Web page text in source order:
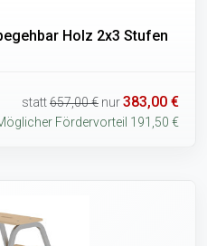
Holz 2x3 Stufen
statt657,00 € nur383,00 €
Fördervorteil 191,50 €